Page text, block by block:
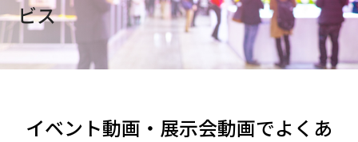
ビス
イベント動画・展示会動画でよくあ